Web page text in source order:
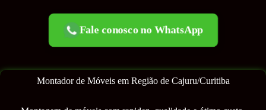
Fale conosco no WhatsApp
Montador de Móveis em Região de Cajuru/Curitiba